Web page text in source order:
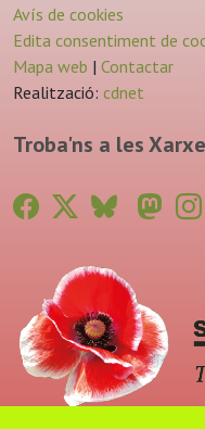
Avís de cookies
Edita consentiment de
Mapa web | Contactar
Realització: cdnet
Troba'ns a les